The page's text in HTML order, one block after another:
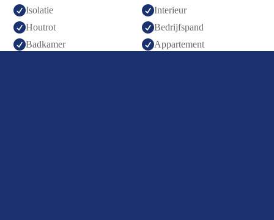
Isolatie Interieur
Houtrot Bedrijfspand
Badkamer Appartement